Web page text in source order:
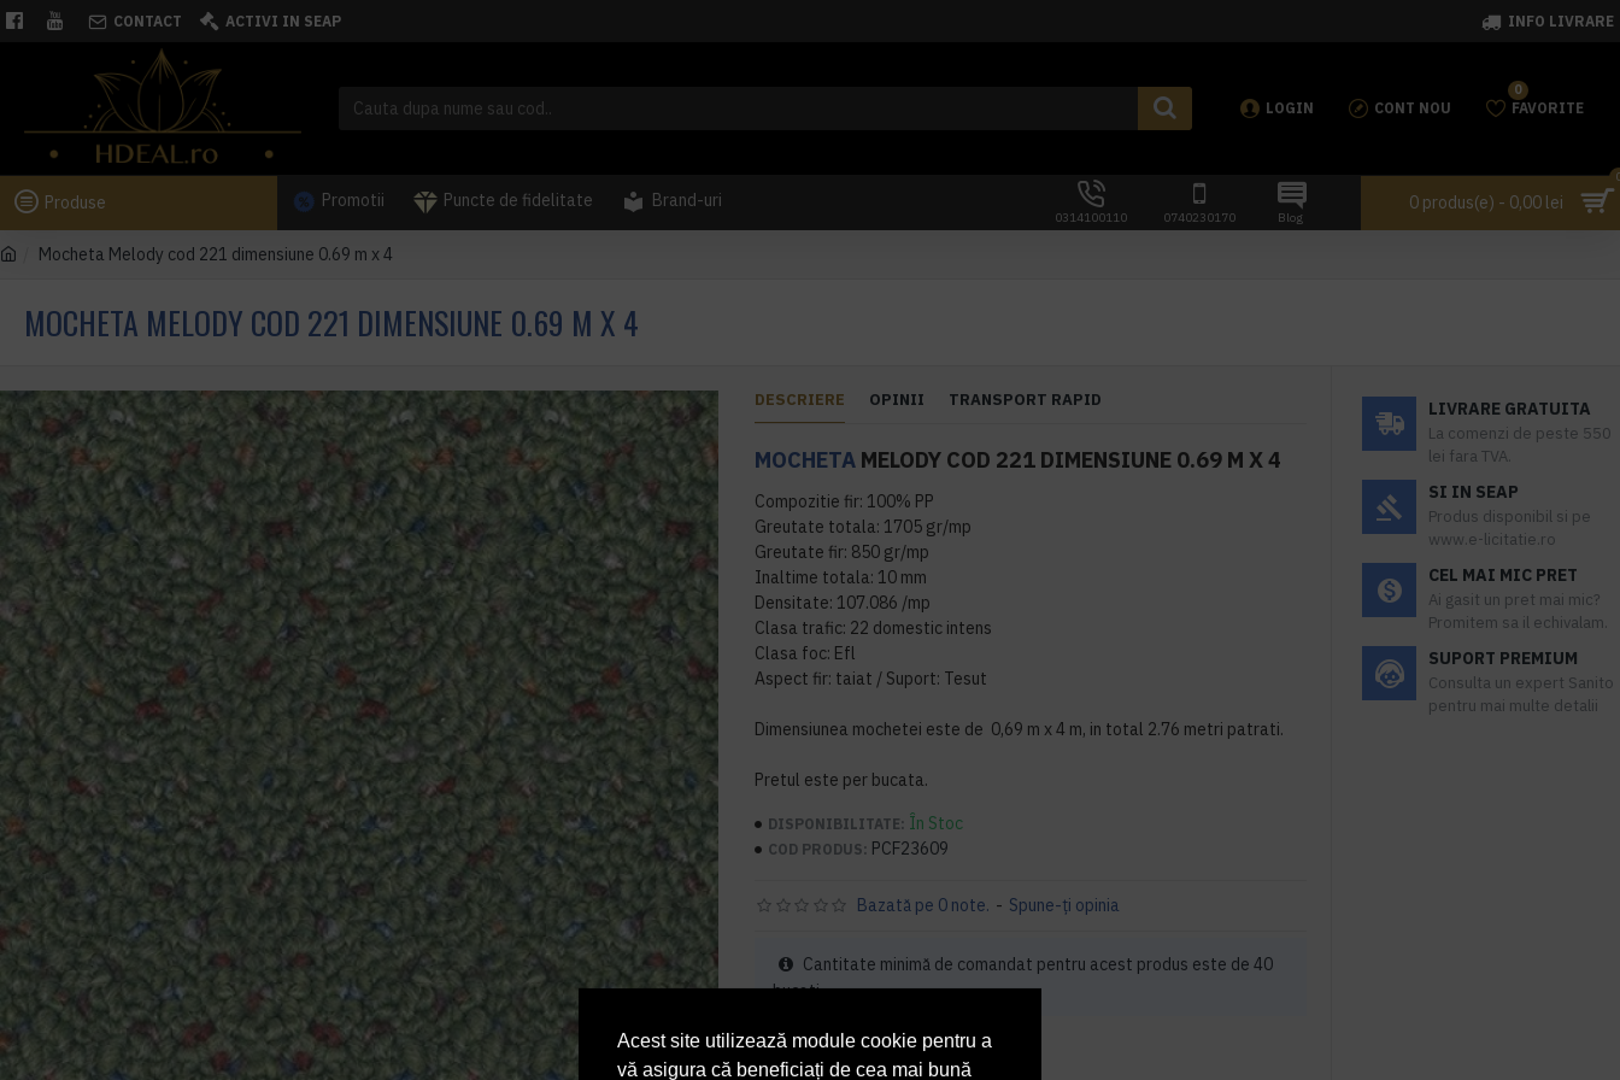
Acest site utilizează module cookie pentru a
vă asigura că beneficiați de cea mai bună
CONTACT ACTIVI IN SEAP INFO LIVRARE
LOGIN CONT NOU FAVORITE
0
Produse Promotii Puncte de fidelitate Brand-uri
0314100110 0740230170 Blog
0 produs(e) - 0,00 lei
Mocheta Melody cod 221 dimensiune 0.69 m x 4
MOCHETA MELODY COD 221 DIMENSIUNE 0.69 M X 4
DESCRIERE OPINII TRANSPORT RAPID
MOCHETA MELODY COD 221 DIMENSIUNE 0.69 M X 4
Compozitie fir: 100% PP
Greutate totala: 1705 gr/mp
Greutate fir: 850 gr/mp
Inaltime totala: 10 mm
Densitate: 107.086 /mp
Clasa trafic: 22 domestic intens
Clasa foc: Efl
Aspect fir: taiat / Suport: Tesut
Dimensiunea mochetei este de 0,69 m x 4 m, in total 2.76 metri patrati.
Pretul este per bucata.
DISPONIBILITATE: În Stoc
COD PRODUS: PCF23609
Bazată pe 0 note. - Spune-ţi opinia
128,05 lei+ TVA
Cantitate minimă de comandat pentru acest produs este de 40
bucati
LIVRARE GRATUITA
La comenzi de peste 550
lei fara TVA.
SI IN SEAP
Produs disponibil si pe
www.e-licitatie.ro
CEL MAI MIC PRET
Ai gasit un pret mai mic?
Promitem sa il echivalam.
SUPORT PREMIUM
Consulta un expert Sanito
pentru mai multe detalii